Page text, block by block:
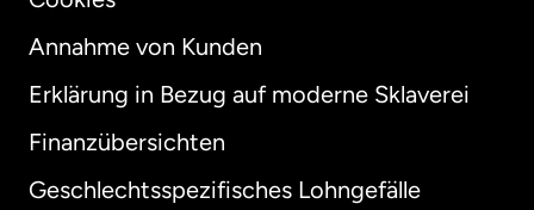
Annahme von Kunden
Erklärung in Bezug auf moderne Sklaverei
Finanzübersichten
Geschlechtsspezifisches Lohngefälle
International English